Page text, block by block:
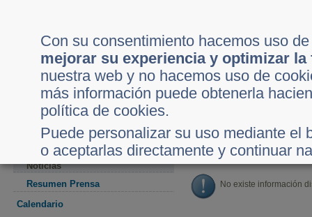
Con su consentimiento hacemos uso
mejorar su experiencia y optimizar la
nuestra web y no hacemos uso de
más información puede obtenerla
política de cookies.
Puede personalizar su uso mediante el
o aceptarlas directamente y continuar
Mercados Análisis Al Día Mi Cartera
Norbolsa Broker Opina
Actualidad
Noticias
Resumen Prensa
Calendario
Detalle Noticia
No existe información